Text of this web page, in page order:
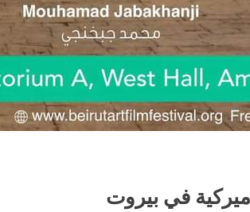
في بيروت